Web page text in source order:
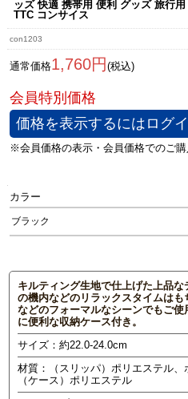
ッズ 快適 携帯用 便利 グッズ 旅行
TTC コンサイス
con1203
通常価格1,760円 (税込)
価格を表示するにはログ
カラー
ブラック
キルティング生地で仕上げた上品
の機内などのリラックスタイムは
などのフォーマルなシーンでもご
に便利な収納ケース付き。
サイズ：約22.0-24.0cm
材質：（スリッパ）ポリエステル、
（ケース）ポリエステル